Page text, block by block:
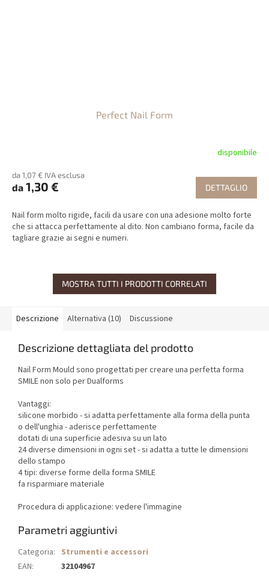
Perfect Nail Form
disponibile
da 1,07 € IVA esclusa
da 1,30 € DETTAGLIO
Nail form molto rigide, facili da usare con una adesione molto forte
che si attacca perfettamente al dito. Non cambiano forma, facile da
tagliare grazie ai segni e numeri.
MOSTRA TUTTI I PRODOTTI CORRELATI
Descrizione Alternativa (10) Discussione
Descrizione dettagliata del prodotto
Nail Form Mould sono progettati per creare una perfetta forma
SMILE non solo per Dualforms
Vantaggi:
silicone morbido - si adatta perfettamente alla forma della punta
o dell'unghia - aderisce perfettamente
dotati di una superficie adesiva su un lato
24 diverse dimensioni in ogni set - si adatta a tutte le dimensioni
dello stampo
4 tipi: diverse forme della forma SMILE
fa risparmiare materiale
Procedura di applicazione: vedere l'immagine
Parametri aggiuntivi
Categoria: Strumenti e accessori
EAN: 32104967